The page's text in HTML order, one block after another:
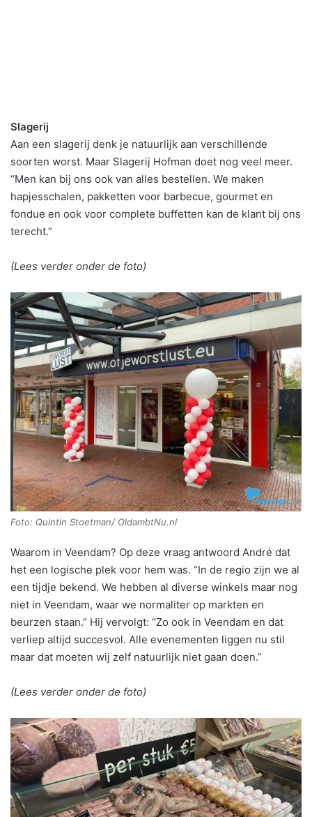
Slagerij
Aan een slagerij denk je natuurlijk aan verschillende
soorten worst. Maar Slagerij Hofman doet nog veel meer.
“Men kan bij ons ook van alles bestellen. We maken
hapjesschalen, pakketten voor barbecue, gourmet en
fondue en ook voor complete buffetten kan de klant bij ons
terecht.”
(Lees verder onder de foto)
Foto: Quintin Stoetman/ OldambtNu.nl
Waarom in Veendam? Op deze vraag antwoord André dat
het een logische plek voor hem was. “In de regio zijn we al
een tijdje bekend. We hebben al diverse winkels maar nog
niet in Veendam, waar we normaliter op markten en
beurzen staan.” Hij vervolgt: “Zo ook in Veendam en dat
verliep altijd succesvol. Alle evenementen liggen nu stil
maar dat moeten wij zelf natuurlijk niet gaan doen.”
(Lees verder onder de foto)